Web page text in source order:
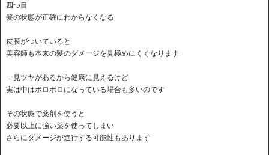
四つ目
髪の状態が正確にわからなくなる
皮膜がついていると
美容師も本来の髪のダメージを見極めにくくなります
一見ツヤがあるから健康に見えるけど
実は中はボロボロになっている場合も多いのです
その状態で薬剤を使うと
必要以上に強い薬を使ってしまい
さらにダメージが進行する可能性もあります